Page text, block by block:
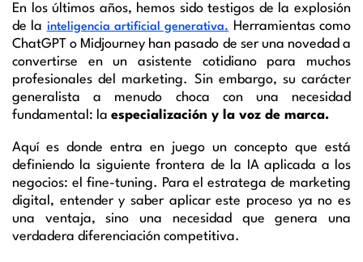
En los últimos años, hemos sido testigos de la explosión
de la inteligencia artificial generativa. Herramientas como
ChatGPT o Midjourney han pasado de ser una novedad a
convertirse en un asistente cotidiano para muchos
profesionales del marketing. Sin embargo, su carácter
generalista a menudo choca con una necesidad
fundamental: la especialización y la voz de marca.
Aquí es donde entra en juego un concepto que está
definiendo la siguiente frontera de la IA aplicada a los
negocios: el fine-tuning. Para el estratega de marketing
digital, entender y saber aplicar este proceso ya no es
una ventaja, sino una necesidad que genera una
verdadera diferenciación competitiva.